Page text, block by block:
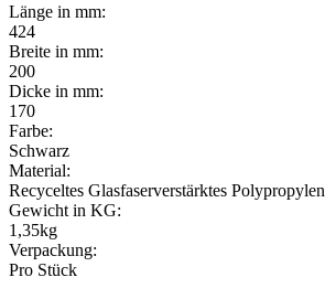
Länge in mm:
424
Breite in mm:
200
Dicke in mm:
170
Farbe:
Schwarz
Material:
Recyceltes Glasfaserverstärktes Polypropylen
Gewicht in KG:
1,35kg
Verpackung:
Pro Stück